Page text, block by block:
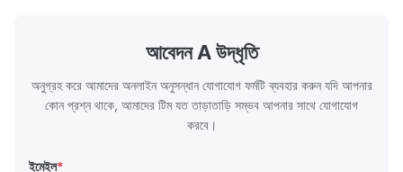
the basic component of boiler water
circulation loop.Because of both cooling
আবেদন A উদ্ধৃতি
অনুগ্রহ করে আমাদের অনলাইন অনুসন্ধান যোগাযোগ ফর্মটি ব্যবহার করুন যদি আপনার
কোন প্রশ্ন থাকে, আমাদের টিম যত তাড়াতাড়ি সম্ভব আপনার সাথে যোগাযোগ
করবে।
ইমেইল*